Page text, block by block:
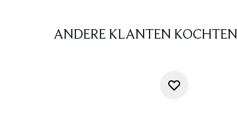
ANDERE KLANTEN KOCHTEN